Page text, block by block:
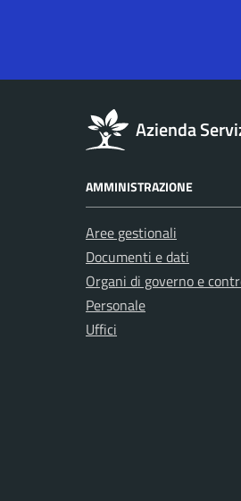
Azienda
AMMINISTRAZIONE
Aree gestionali
Documenti e dati
Organi di governo e
Personale
Uffici